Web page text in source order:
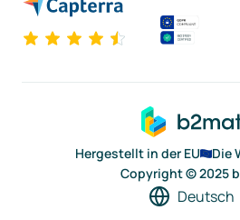
Hergestellt in der EU
Die
Copyright © 2025
Deutsch